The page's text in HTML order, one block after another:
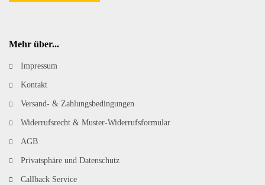
Mehr über...
Impressum
Kontakt
Versand- & Zahlungsbedingungen
Widerrufsrecht & Muster-Widerrufsformular
AGB
Privatsphäre und Datenschutz
Callback Service